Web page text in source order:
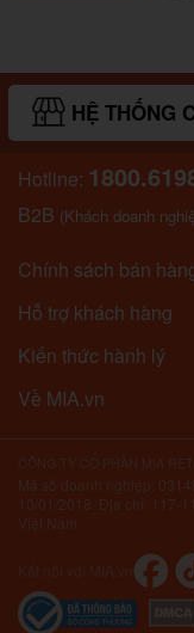
HỆ THỐNG
Hotline:
B2B (Khách doanh
Chính sách bán
Hỗ trợ khách hàng
Kiến thức hành lý
Về MIA.vn
10/01/2018. Địa chỉ: 117-